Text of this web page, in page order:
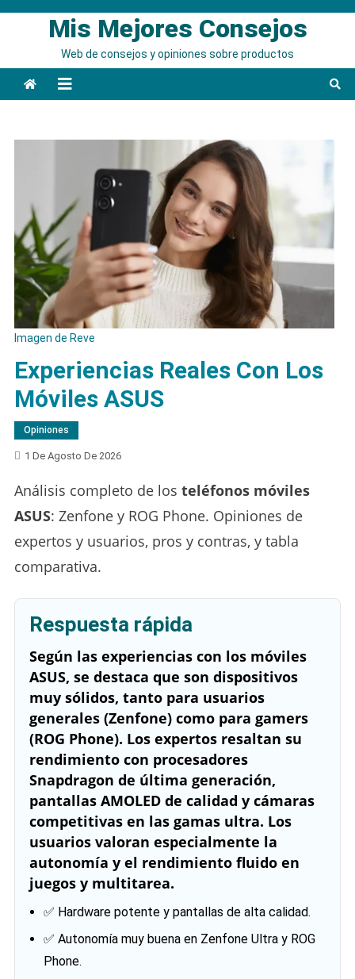
Mis Mejores Consejos
Web de consejos y opiniones sobre productos
Imagen de Reve
Experiencias Reales Con Los
Móviles ASUS
Opiniones
1 De Agosto De 2026
Análisis completo de los teléfonos móviles
ASUS: Zenfone y ROG Phone. Opiniones de
expertos y usuarios, pros y contras, y tabla
comparativa.
Respuesta rápida
Según las experiencias con los móviles
ASUS, se destaca que son dispositivos
muy sólidos, tanto para usuarios
generales (Zenfone) como para gamers
(ROG Phone). Los expertos resaltan su
rendimiento con procesadores
Snapdragon de última generación,
pantallas AMOLED de calidad y cámaras
competitivas en las gamas ultra. Los
usuarios valoran especialmente la
autonomía y el rendimiento fluido en
juegos y multitarea.
✅ Hardware potente y pantallas de alta calidad.
✅ Autonomía muy buena en Zenfone Ultra y ROG
Phone.